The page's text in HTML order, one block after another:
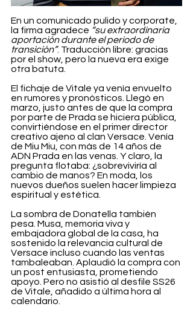
En un comunicado pulido y corporate,
la firma agradece “su extraordinaria
aportación durante el periodo de
transición”. Traducción libre: gracias
por el show, pero la nueva era exige
otra batuta.
El fichaje de Vitale ya venía envuelto
en rumores y pronósticos. Llegó en
marzo, justo antes de que la compra
por parte de Prada se hiciera pública,
convirtiéndose en el primer director
creativo ajeno al clan Versace. Venía
de Miu Miu, con más de 14 años de
ADN Prada en las venas. Y claro, la
pregunta flotaba: ¿sobreviviría al
cambio de manos? En moda, los
nuevos dueños suelen hacer limpieza
espiritual y estética.
La sombra de Donatella también
pesa. Musa, memoria viva y
embajadora global de la casa, ha
sostenido la relevancia cultural de
Versace incluso cuando las ventas
tambaleaban. Aplaudió la compra con
un post entusiasta, prometiendo
apoyo. Pero no asistió al desfile SS26
de Vitale, añadido a última hora al
calendario.